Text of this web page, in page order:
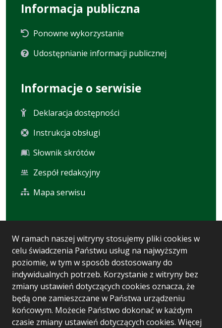
W ramach naszej witryny stosujemy pliki cookies w
celu świadczenia Państwu usług na najwyższym
poziomie, w tym w sposób dostosowany do
indywidualnych potrzeb. Korzystanie z witryny bez
zmiany ustawień dotyczących cookies oznacza, że
będą one zamieszczane w Państwa urządzeniu
końcowym. Możecie Państwo dokonać w każdym
czasie zmiany ustawień dotyczących cookies. Więcej
Informacja publiczna
Ponowne wykorzystanie
Udostępnianie informacji publicznej
Informacje o serwisie
Deklaracja dostępności
Instrukcja obsługi
Słownik skrótów
Zespół redakcyjny
Mapa serwisu
Statystyki oglądalności
Ostatnio dodane
Polityka prywatności